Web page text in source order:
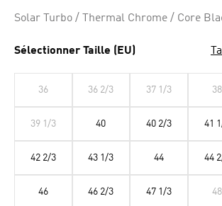
Reviews.
sur
la
page.
Solar Turbo / Thermal Chrome / Core
Sélectionner Taille (EU)
36 36 2/3 37 1/3 38
39 1/3 40 40 2/3 41
42 2/3 43 1/3 44 44
46 46 2/3 47 1/3 48